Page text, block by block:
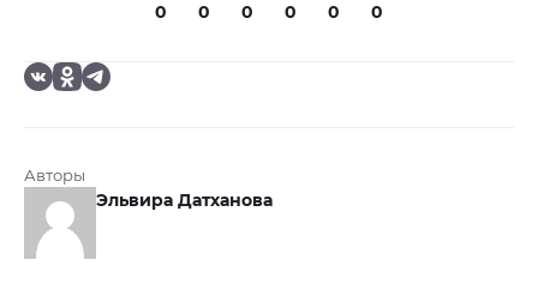
0 0 0 0 0 0
Авторы
Эльвира Датханова